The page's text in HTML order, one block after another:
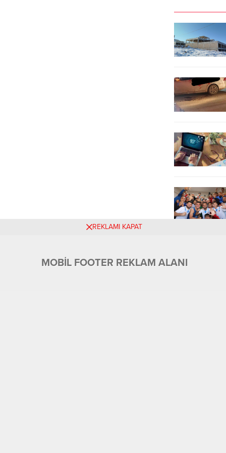
Temmuz, karanlığın aydınlığa karşı
acımasız saldırısıdır” Ferhat
Karadağ, Sivas Katliamı’nın
REKLAMI KAPAT
MOBİL FOOTER REKLAM ALANI